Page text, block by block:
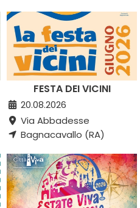
FESTA DEI VICINI
20.08.2026
Via Abbadesse
Bagnacavallo (RA)